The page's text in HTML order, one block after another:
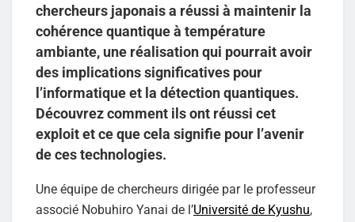
chercheurs japonais a réussi à maintenir la
cohérence quantique à température
ambiante, une réalisation qui pourrait avoir
des implications significatives pour
l’informatique et la détection quantiques.
Découvrez comment ils ont réussi cet
exploit et ce que cela signifie pour l’avenir
de ces technologies.
Une équipe de chercheurs dirigée par le professeur
associé Nobuhiro Yanai de l’Université de Kyushu,